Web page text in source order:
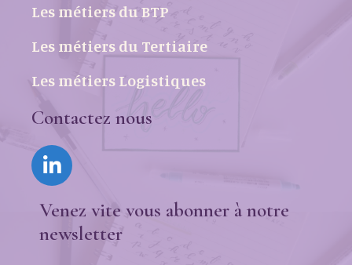
Les métiers du BTP
Les métiers du Tertiaire
Les métiers Logistiques
Contactez nous
Venez vite vous abonner à notre
newsletter